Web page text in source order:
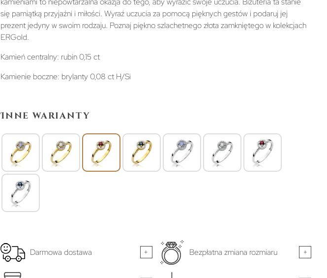
się pamiątką przyjaźni i miłości. Wyraź uczucia za pomocą pięknych gestów i podaruj jej
prezent jedyny w swoim rodzaju. Poznaj piękno szlachetnego złota zamkniętego w kolekcjach
ERGold.
Kamień centralny: rubin 0,15 ct
Kamienie boczne: brylanty 0,08 ct H/Si
Inne warianty
Darmowa dostawa + Bezpłatna zmiana rozmiaru +